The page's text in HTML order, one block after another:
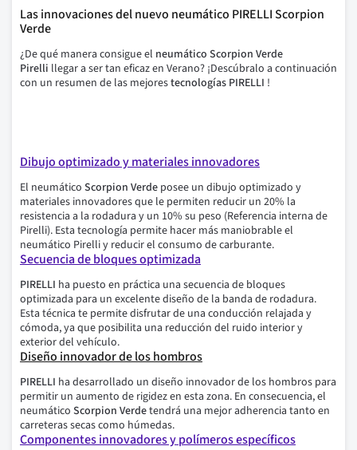
Las innovaciones del nuevo neumático PIRELLI Scorpion
Verde
¿De qué manera consigue el neumático Scorpion Verde
Pirelli llegar a ser tan eficaz en Verano? ¡Descúbralo a continuación
con un resumen de las mejorestecnologías PIRELLI !
Dibujo optimizado y materiales innovadores
El neumático Scorpion Verde posee un dibujo optimizado y
materiales innovadores que le permiten reducir un 20% la
resistencia a la rodadura y un 10% su peso (Referencia interna de
Pirelli). Esta tecnología permite hacer más maniobrable el
neumático Pirelli y reducir el consumo de carburante.
Secuencia de bloques optimizada
PIRELLI ha puesto en práctica una secuencia de bloques
optimizada para un excelente diseño de la banda de rodadura.
Esta técnica te permite disfrutar de una conducción relajada y
cómoda, ya que posibilita una reducción del ruido interior y
exterior del vehículo.
Diseño innovador de los hombros
PIRELLI ha desarrollado un diseño innovador de los hombros para
permitir un aumento de rigidez en esta zona. En consecuencia, el
neumático Scorpion Verdetendrá una mejor adherencia tanto en
carreteras secas como húmedas.
Componentes innovadores y polímeros específicos